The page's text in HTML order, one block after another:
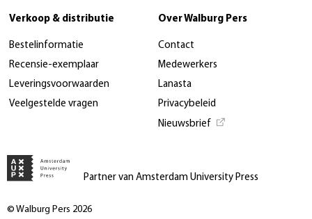
Verkoop & distributie
Bestelinformatie
Recensie-exemplaar
Leveringsvoorwaarden
Veelgestelde vragen
Over Walburg Pers
Contact
Medewerkers
Lanasta
Privacybeleid
Nieuwsbrief
Partner van Amsterdam University Press
© Walburg Pers 2026